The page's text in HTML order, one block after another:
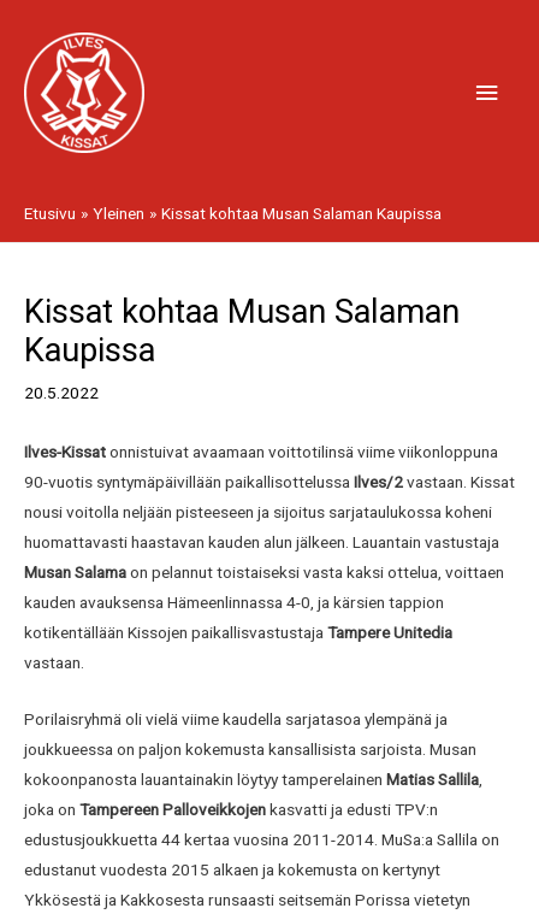
sisältöön
Etusivu Yleinen Kissat kohtaa Musan Salaman Kaupissa
Kissat kohtaa Musan Salaman
Kaupissa
20.5.2022
Ilves-Kissatonnistuivat avaamaan voittotilinsä viime viikonloppuna
90-vuotis syntymäpäivillään paikallisottelussaIlves/2vastaan. Kissat
nousi voitolla neljään pisteeseen ja sijoitus sarjataulukossa koheni
huomattavasti haastavan kauden alun jälkeen. Lauantain vastustaja
Musan Salamaon pelannut toistaiseksi vasta kaksi ottelua, voittaen
kauden avauksensa Hämeenlinnassa 4-0, ja kärsien tappion
kotikentällään Kissojen paikallisvastustajaTampere Unitedia
vastaan.
Porilaisryhmä oli vielä viime kaudella sarjatasoa ylempänä ja
joukkueessa on paljon kokemusta kansallisista sarjoista. Musan
kokoonpanosta lauantainakin löytyy tamperelainen Matias Sallila,
joka on Tampereen Palloveikkojenkasvatti ja edusti TPV:n
edustusjoukkuetta 44 kertaa vuosina 2011-2014. MuSa:a Sallila on
edustanut vuodesta 2015 alkaen ja kokemusta on kertynyt
Ykkösestä ja Kakkosesta runsaasti seitsemän Porissa vietetyn
selaus